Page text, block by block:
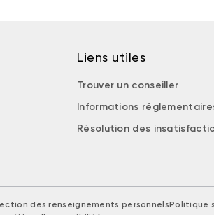
Liens utiles
Trouver un conseiller
Informations
Résolution des
des renseignements personnelsPolitique